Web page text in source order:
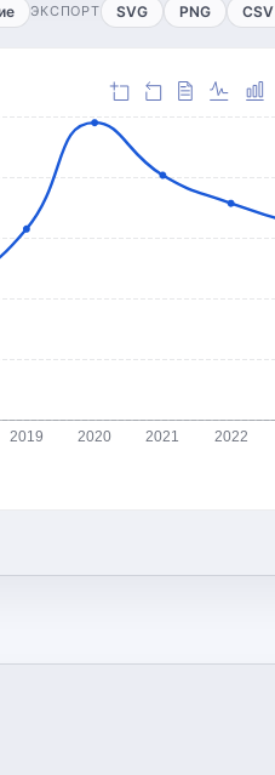
ЭКСПОРТ SVG PNG CSV
2019 2020 2021 2022